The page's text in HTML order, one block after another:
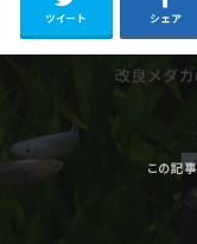
ツイート シェア